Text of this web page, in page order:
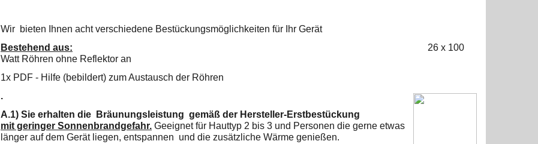
Wir bieten Ihnen acht verschiedene Bestückungsmöglichkeiten für Ihr Gerät
Bestehend aus: 26 x 100
Watt Röhren ohne Reflektor an
1x PDF - Hilfe (bebildert) zum Austausch der Röhren
.
A.1) Sie erhalten die Bräunungsleistung gemäß der Hersteller-Erstbestückung
mit geringer Sonnenbrandgefahr. Geeignet für Hauttyp 2 bis 3 und Personen die gerne etwas
länger auf dem Gerät liegen, entspannen und die zusätzliche Wärme genießen.